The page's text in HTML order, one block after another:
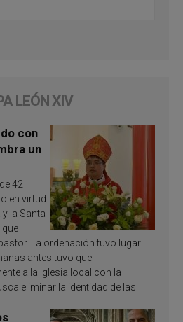
LEÓN XIV
con
un
42
en virtud
y la Santa
que
La ordenación tuvo lugar
antes tuvo que
a la Iglesia local con la
eliminar la identidad de las